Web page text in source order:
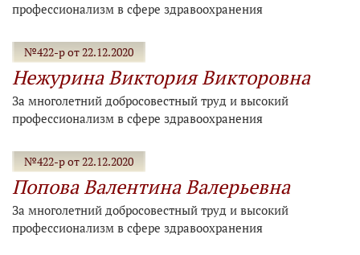
профессионализм в сфере здравоохранения
№422-р от 22.12.2020
Нежурина Виктория Викторовна
За многолетний добросовестный труд и высокий
профессионализм в сфере здравоохранения
№422-р от 22.12.2020
Попова Валентина Валерьевна
За многолетний добросовестный труд и высокий
профессионализм в сфере здравоохранения